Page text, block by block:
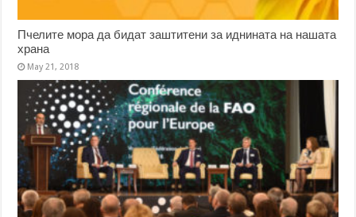
Пчелите мора да бидат заштитени за иднината на нашата
храна
May 21, 2018